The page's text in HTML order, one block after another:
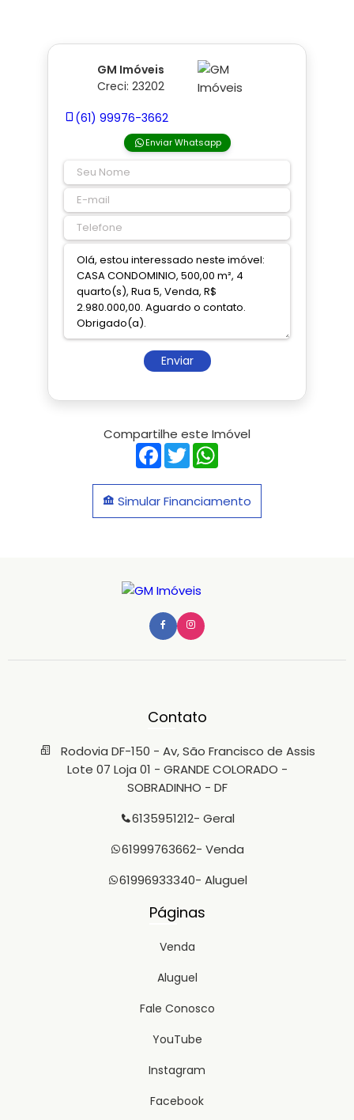
GM Imóveis
Creci: 23202
(61) 99976-3662
Enviar Whatsapp
Enviar
Compartilhe este Imóvel
Facebook
Twitter
Simular Financiamento
Contato
Rodovia DF-150 - Av, São Francisco de Assis
Lote 07 Loja 01 - GRANDE COLORADO -
SOBRADINHO - DF
6135951212- Geral
61999763662- Venda
61996933340- Aluguel
Páginas
Venda
Aluguel
Fale Conosco
YouTube
Instagram
Facebook